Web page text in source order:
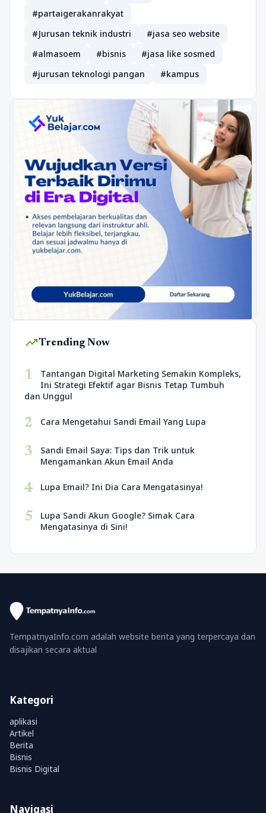
#partaigerakanrakyat
#Jurusan teknik industri
#jasa seo website
#almasoem
#bisnis
#jasa like sosmed
#jurusan teknologi pangan
#kampus
trending_upTrending Now
1
Tantangan Digital Marketing Semakin Kompleks,
Ini Strategi Efektif agar Bisnis Tetap Tumbuh
dan Unggul
2 Cara Mengetahui Sandi Email Yang Lupa
3
Sandi Email Saya: Tips dan Trik untuk
Mengamankan Akun Email Anda
4 Lupa Email? Ini Dia Cara Mengatasinya!
5
Lupa Sandi Akun Google? Simak Cara
Mengatasinya di Sini!
TempatnyaInfo.com adalah website berita yang terpercaya dan
disajikan secara aktual
Kategori
aplikasi
Artikel
Berita
Bisnis
Bisnis Digital
Navigasi